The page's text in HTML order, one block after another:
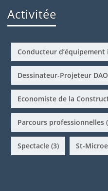
Activitée
Conducteur
Dessinateur-Projeteur
Economiste de la
Parcours professionnelles
Spectacle (3) St-